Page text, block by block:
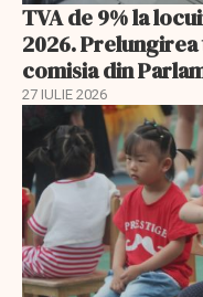
TVA de 9% la
2026.
comisia din
27 IULIE 2026